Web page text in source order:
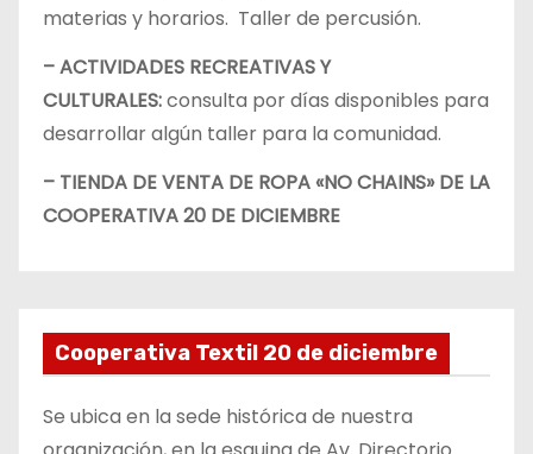
materias y horarios. Taller de percusión.
– ACTIVIDADES RECREATIVAS Y
CULTURALES:consulta por días disponibles para
desarrollar algún taller para la comunidad.
– TIENDA DE VENTA DE ROPA «NO CHAINS» DE LA
COOPERATIVA 20 DE DICIEMBRE
Cooperativa Textil 20 de diciembre
Se ubica en la sede histórica de nuestra